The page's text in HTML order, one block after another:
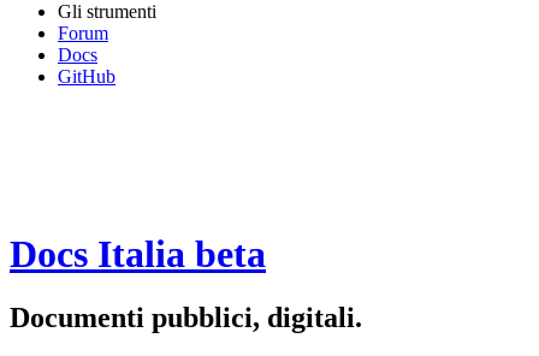
Gli strumenti
Forum
Docs
GitHub
Docs Italia beta
Documenti pubblici, digitali.